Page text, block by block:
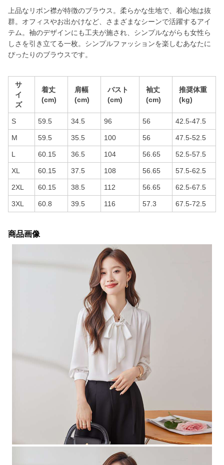
上品なリボン襟が特徴のブラウス。柔らかな生地で、着心地は抜
群。オフィスやお出かけなど、さまざまなシーンで活躍するアイ
テム。袖のデザインにも工夫が施され、シンプルながらも女性ら
しさを引き立てる一枚。シンプルファッションを楽しむあなたに
ぴったりのブラウスです。
サ
イ
ズ
着丈
(cm)
肩幅
(cm)
バスト
(cm)
袖丈
(cm)
推奨体重
(kg)
S 59.5 34.5 96 56 42.5-47.5
M 59.5 35.5 100 56 47.5-52.5
L 60.15 36.5 104 56.65 52.5-57.5
XL 60.15 37.5 108 56.65 57.5-62.5
2XL 60.15 38.5 112 56.65 62.5-67.5
3XL 60.8 39.5 116 57.3 67.5-72.5
商品画像